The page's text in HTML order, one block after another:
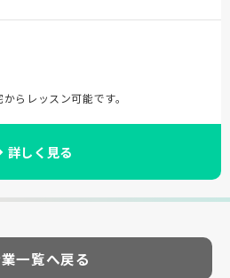
らレッスン可能です。
詳しく見る
一覧へ戻る